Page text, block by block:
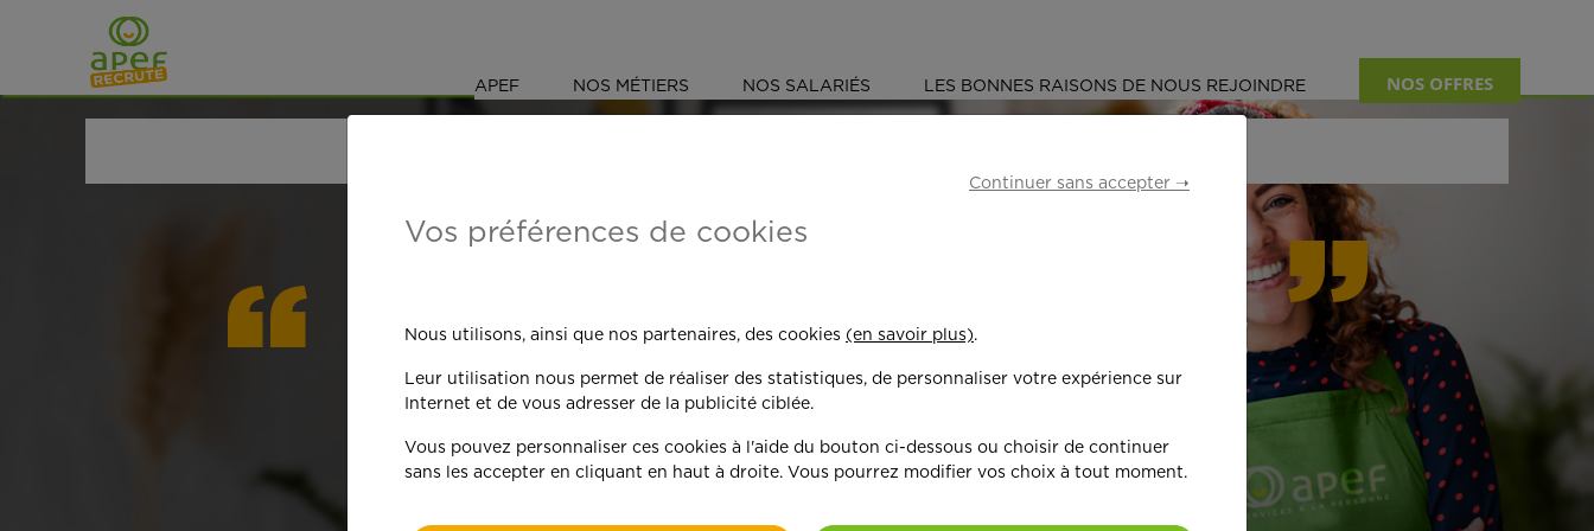
Navigation
Saut au contenu
APEF NOS MÉTIERS NOS SALARIÉS LES BONNES RAISONS DE NOUS REJOINDRE NOS OFFRES
On est toujours plus performant
quand on y met du cœur !
Continuer sans accepter ➝
Vos préférences de cookies
Nous utilisons, ainsi que nos partenaires, des cookies (en savoir plus).
Leur utilisation nous permet de réaliser des statistiques, de personnaliser votre expérience sur
Internet et de vous adresser de la publicité ciblée.
Vous pouvez personnaliser ces cookies à l'aide du bouton ci-dessous ou choisir de continuer
sans les accepter en cliquant en haut à droite. Vous pourrez modifier vos choix à tout moment.